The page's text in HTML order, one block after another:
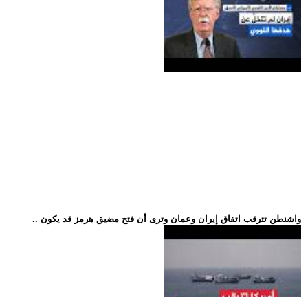
.. واشنطن تترقب اتفاق إيران وعمان وترى أن فتح مضيق هرمز قد يكون